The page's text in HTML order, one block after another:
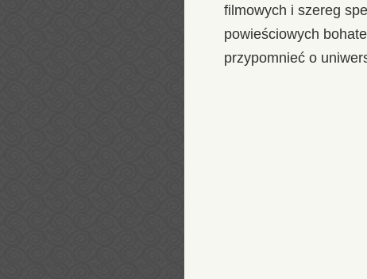
filmowych i szereg
powieściowych
przypomnieć o